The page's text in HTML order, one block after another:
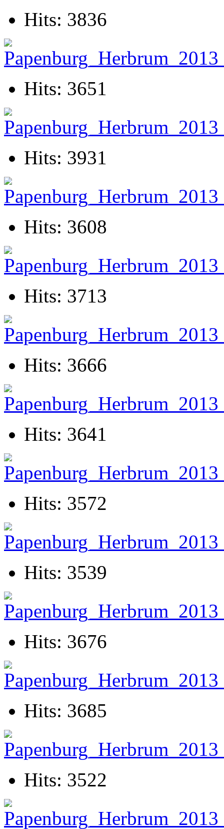
Hits: 3836
Hits: 3651
Hits: 3931
Hits: 3608
Hits: 3713
Hits: 3666
Hits: 3641
Hits: 3572
Hits: 3539
Hits: 3676
Hits: 3685
Hits: 3522